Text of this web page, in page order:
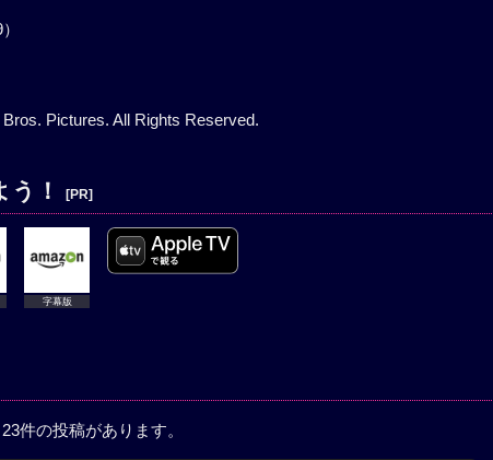
Pictures. All Rights Reserved.
う！ [PR]
字幕版
23件の投稿があります。